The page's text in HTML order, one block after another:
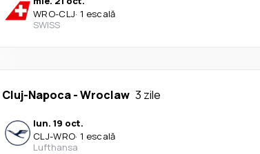
WRO-CLJ· 1 escală
SWISS
Cluj-Napoca-Wroclaw 3 zile
lun. 19 oct.
CLJ-WRO· 1 escală
Lufthansa